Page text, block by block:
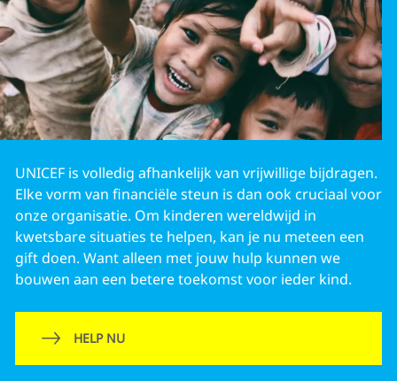
UNICEF is volledig afhankelijk van vrijwillige bijdragen.
Elke vorm van financiële steun is dan ook cruciaal voor
onze organisatie. Om kinderen wereldwijd in
kwetsbare situaties te helpen, kan je nu meteen een
gift doen. Want alleen met jouw hulp kunnen we
bouwen aan een betere toekomst voor ieder kind.
HELP NU